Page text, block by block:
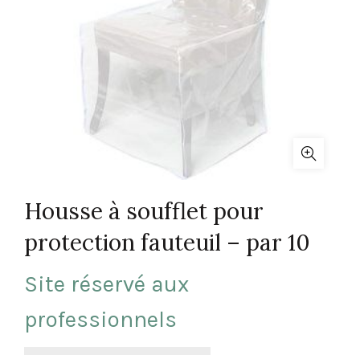
Housse à soufflet pour
protection fauteuil – par 10
Site réservé aux
professionnels